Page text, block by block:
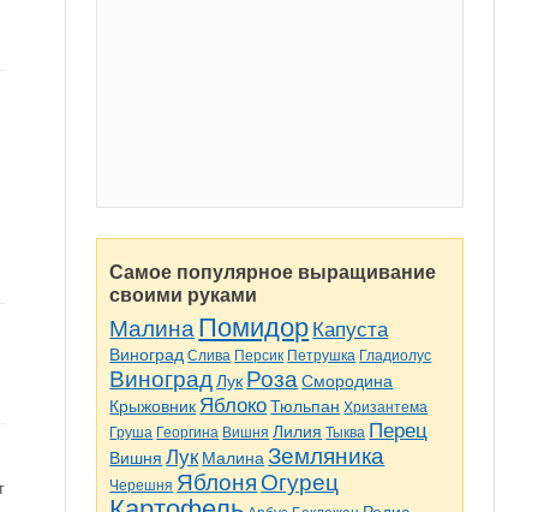
Самое популярное выращивание
своими руками
Малина Помидор Капуста
Виноград Слива Персик Петрушка Гладиолус
Виноград Лук Роза Смородина
Крыжовник Яблоко Тюльпан Хризантема
Груша Георгина Вишня Лилия Тыква Перец
Вишня Лук Малина Земляника
Черешня Яблоня Огурец